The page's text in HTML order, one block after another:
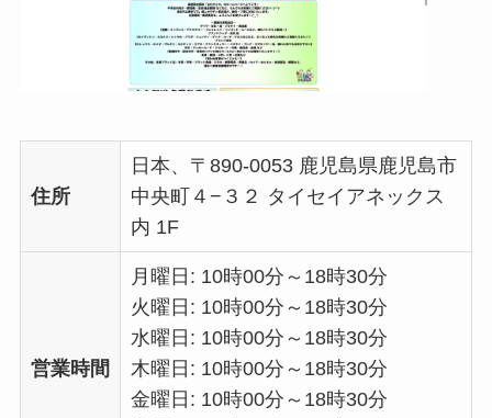
住所
日本、〒890-0053 鹿児島県鹿児島市
中央町４−３２ タイセイアネックス
内 1F
営業時間
月曜日: 10時00分～18時30分
火曜日: 10時00分～18時30分
水曜日: 10時00分～18時30分
木曜日: 10時00分～18時30分
金曜日: 10時00分～18時30分